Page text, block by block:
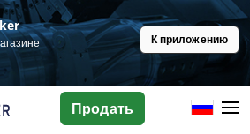
К приложению
Продать